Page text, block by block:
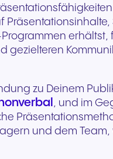
Präsentationsinhalte,
erhältst,
gezielteren
zu Deinem
, und im
und dem Team,